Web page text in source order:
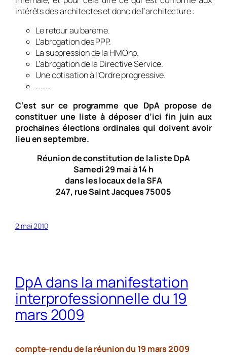
intérêts des architectes et donc de l’architecture :
Le retour au barème.
L’abrogation des PPP.
La suppression de la HMOnp.
L’abrogation de la Directive Service.
Une cotisation à l’Ordre progressive.
………
C’est sur ce programme que DpA propose de
constituer une liste à déposer d’ici fin juin aux
prochaines élections ordinales qui doivent avoir
lieu en septembre.
Réunion de constitution de la liste DpA
Samedi 29 mai à 14 h
dans les locaux de la SFA
247, rue Saint Jacques 75005
2 mai 2010
DpA dans la manifestation
interprofessionnelle du 19
mars 2009
compte-rendu de la réunion du 19 mars 2009